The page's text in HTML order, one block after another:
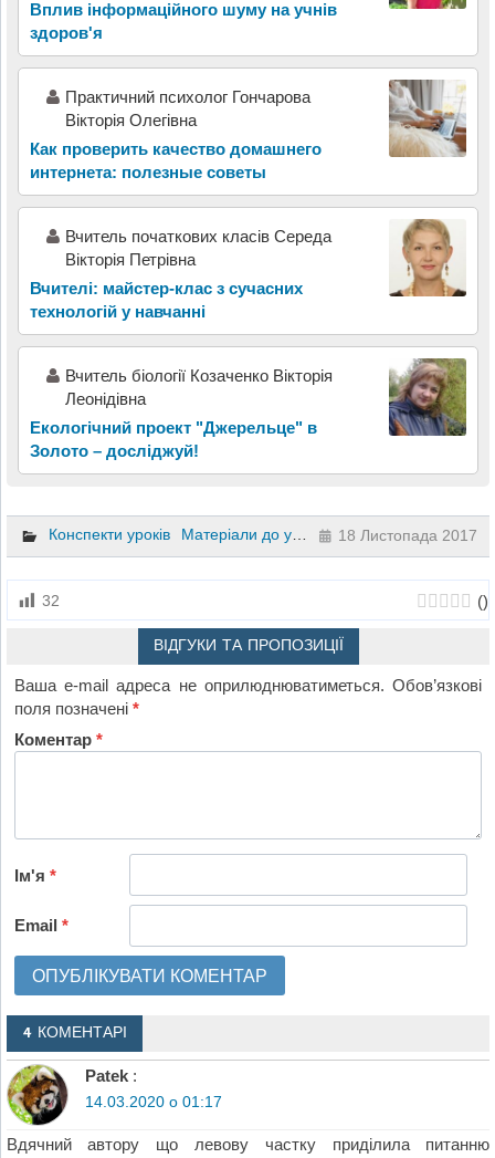
Вплив інформаційного шуму на учнів
здоров'я
Практичний психолог Гончарова
Вікторія Олегівна
Как проверить качество домашнего
интернета: полезные советы
Вчитель початкових класів Середа
Вікторія Петрівна
Вчителі: майстер-клас з сучасних
технологій у навчанні
Вчитель біології Козаченко Вікторія
Леонідівна
Екологічний проект "Джерельце" в
Золото – досліджуй!
Конспекти уроків Матеріали до уроків Презентації
18 Листопада 2017
32 ()
ВІДГУКИ ТА ПРОПОЗИЦІЇ
Ваша e-mail адреса не оприлюднюватиметься. Обов’язкові
поля позначені*
Коментар*
Ім'я*
Email*
4 КОМЕНТАРІ
Patek :
14.03.2020 о 01:17
Вдячний автору що левову частку приділила питанню